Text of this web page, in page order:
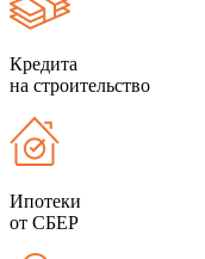
Кредита
на строительство
Ипотеки
от СБЕР